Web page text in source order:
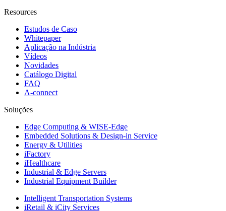
Resources
Estudos de Caso
Whitepaper
Aplicação na Indústria
Vídeos
Novidades
Catálogo Digital
FAQ
A-connect
Soluções
Edge Computing & WISE-Edge
Embedded Solutions & Design-in Service
Energy & Utilities
iFactory
iHealthcare
Industrial & Edge Servers
Industrial Equipment Builder
Intelligent Transportation Systems
iRetail & iCity Services